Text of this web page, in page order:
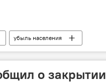
убыль населения
о закрытии